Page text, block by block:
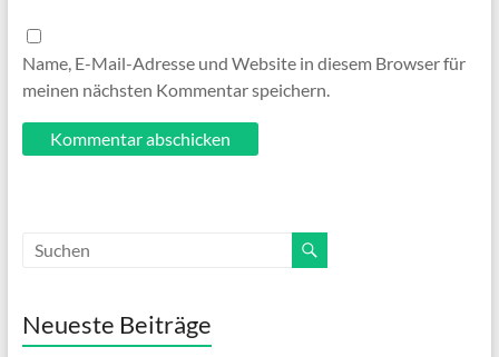
Name, E-Mail-Adresse und Website in diesem Browser für
meinen nächsten Kommentar speichern.
Neueste Beiträge